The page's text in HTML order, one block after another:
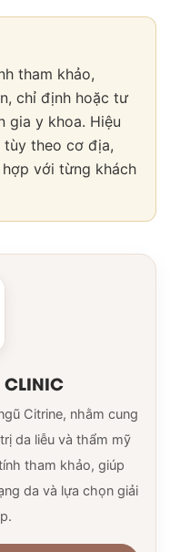
tham khảo,
chỉ định hoặc tư
gia y khoa. Hiệu
tùy theo cơ địa,
với từng khách
CLINIC
Citrine, nhằm cung
da liễu và thẩm mỹ
tham khảo, giúp
da và lựa chọn giải